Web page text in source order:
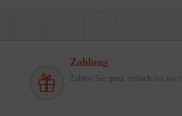
Zahlung
Zahlen Sie ganz einfach bar